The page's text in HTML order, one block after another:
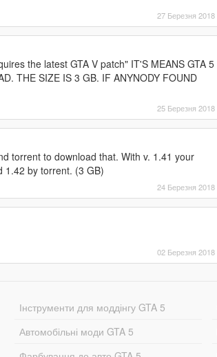
27 Березня 2018
the latest GTA V patch" IT'S MEANS GTA 5
THE SIZE IS 3 GB. IF ANYNODY FOUND
25 Березня 2018
torrent to download that. With v. 1.41 your
1.42 by torrent. (3 GB)
24 Березня 2018
02 Березня 2018
Інструменти для моддінгу GTA 5
Автомобільні моди GTA 5